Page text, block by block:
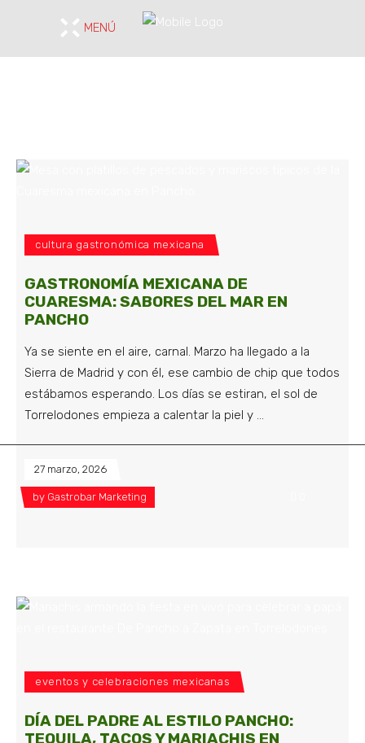
MENÚ
cultura gastronómica mexicana
GASTRONOMÍA MEXICANA DE
CUARESMA: SABORES DEL MAR EN
PANCHO
Ya se siente en el aire, carnal. Marzo ha llegado a la
Sierra de Madrid y con él, ese cambio de chip que todos
estábamos esperando. Los días se estiran, el sol de
Torrelodones empieza a calentar la piel y
27 marzo, 2026
by Gastrobar Marketing
eventos y celebraciones mexicanas
DÍA DEL PADRE AL ESTILO PANCHO:
TEQUILA, TACOS Y MARIACHIS EN